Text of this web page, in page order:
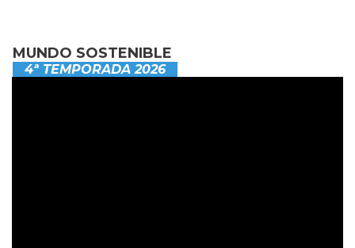
MUNDO SOSTENIBLE
4ª TEMPORADA 2026